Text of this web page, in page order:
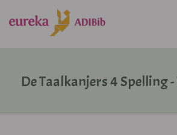
De Taalkanjers 4 Spelling